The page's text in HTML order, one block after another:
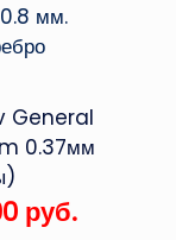
мм.
General
0.37мм
руб.